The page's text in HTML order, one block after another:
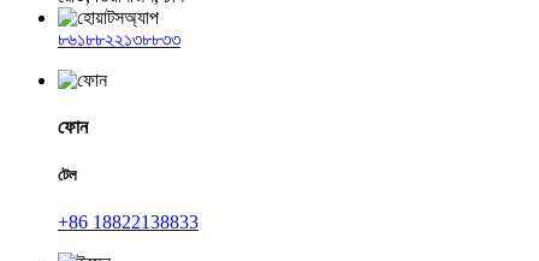
৮৬১৮৮২২১৩৮৮৩৩
ফোন
টেল
+86 18822138833